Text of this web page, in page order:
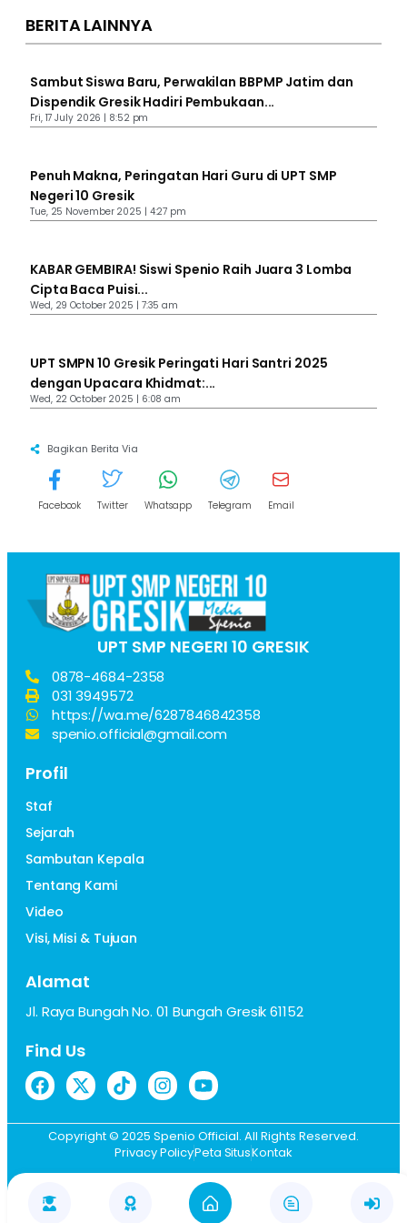
BERITA LAINNYA
Sambut Siswa Baru, Perwakilan BBPMP Jatim dan
Dispendik Gresik Hadiri Pembukaan...
Fri, 17 July 2026 | 8:52 pm
Penuh Makna, Peringatan Hari Guru di UPT SMP
Negeri 10 Gresik
Tue, 25 November 2025 | 4:27 pm
KABAR GEMBIRA! Siswi Spenio Raih Juara 3 Lomba
Cipta Baca Puisi...
Wed, 29 October 2025 | 7:35 am
UPT SMPN 10 Gresik Peringati Hari Santri 2025
dengan Upacara Khidmat:...
Wed, 22 October 2025 | 6:08 am
Bagikan Berita Via
Facebook Twitter Whatsapp Telegram Email
UPT SMP NEGERI 10 GRESIK
0878-4684-2358
031 3949572
https://wa.me/6287846842358
spenio.official@gmail.com
Profil
Staf
Sejarah
Sambutan Kepala
Tentang Kami
Video
Visi, Misi & Tujuan
Alamat
Jl. Raya Bungah No. 01 Bungah Gresik 61152
Find Us
Copyright © 2025 Spenio Official. All Rights Reserved.
Privacy PolicyPeta SitusKontak